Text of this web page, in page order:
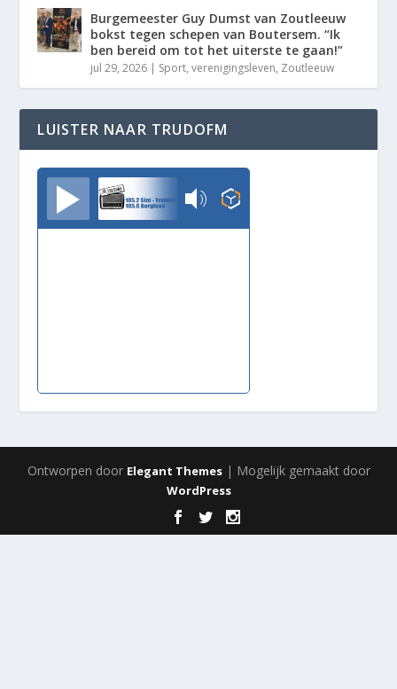
Burgemeester Guy Dumst van Zoutleeuw
bokst tegen schepen van Boutersem. “Ik
ben bereid om tot het uiterste te gaan!”
jul 29, 2026 | Sport,verenigingsleven, Zoutleeuw
LUISTER NAAR TRUDOFM
TrudoFM
Ontworpen door Elegant Themes| Mogelijk gemaakt door
WordPress